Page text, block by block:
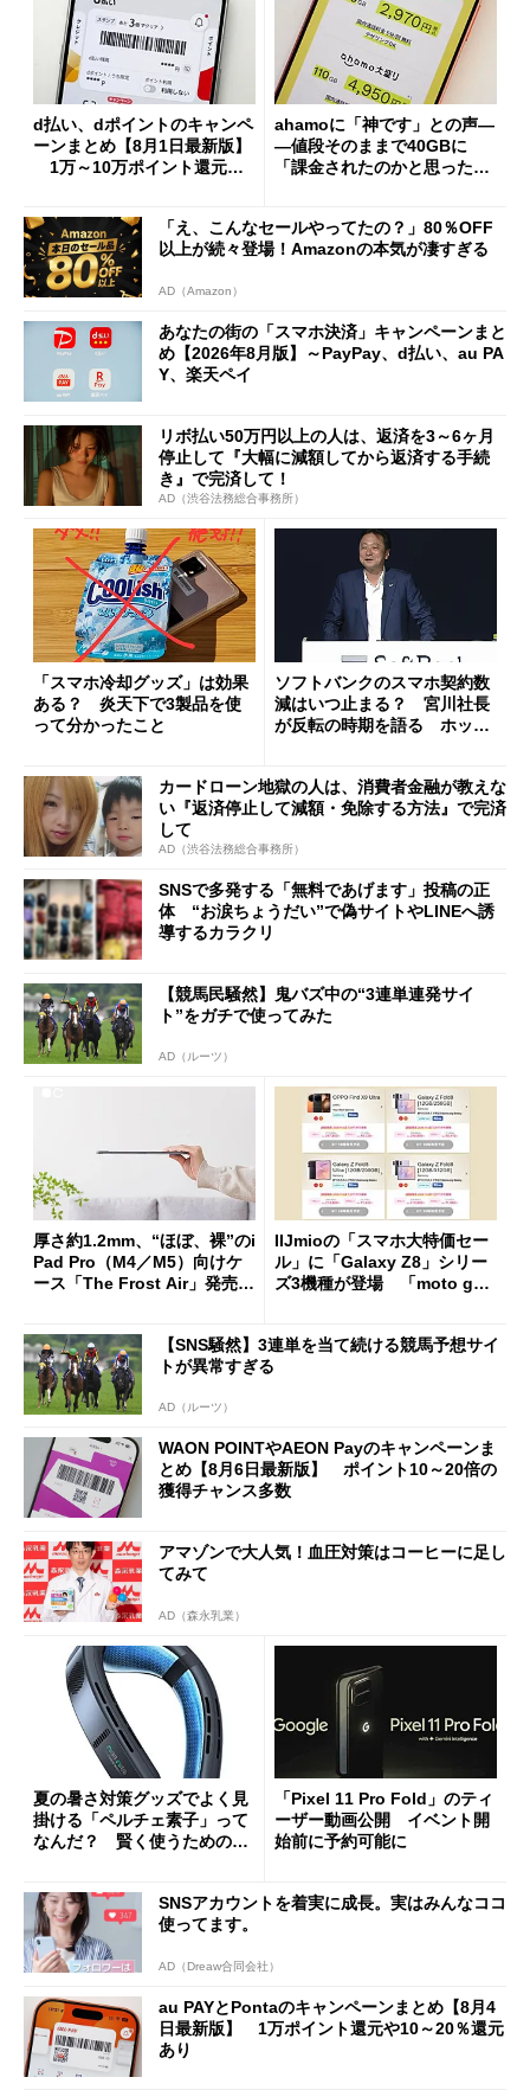
d払い、dポイントのキャンペ
ーンまとめ【8月1日最新版】
1万～10万ポイント還元の
ahamoに「神です」との声―
―値段そのままで40GBに
「課金されたのかと思った」
「え、こんなセールやってたの？」80％OFF
以上が続々登場！Amazonの本気が凄すぎる
AD（Amazon）
あなたの街の「スマホ決済」キャンペーンまと
め【2026年8月版】～PayPay、d払い、au PA
Y、楽天ペイ
リボ払い50万円以上の人は、返済を3～6ヶ月
停止して『大幅に減額してから返済する手続
き』で完済して！
AD（渋谷法務総合事務所）
「スマホ冷却グッズ」は効果
ある？ 炎天下で3製品を使
って分かったこと
ソフトバンクのスマホ契約数
減はいつ止まる？ 宮川社長
が反転の時期を語る ホッピ
カードローン地獄の人は、消費者金融が教えな
い『返済停止して減額・免除する方法』で完済
して
AD（渋谷法務総合事務所）
SNSで多発する「無料であげます」投稿の正
体 “お涙ちょうだい”で偽サイトやLINEへ誘
導するカラクリ
【競馬民騒然】鬼バズ中の“3連単連発サイ
ト”をガチで使ってみた
AD（ルーツ）
厚さ約1.2mm、“ほぼ、裸”のi
Pad Pro（M4／M5）向けケ
ース「The Frost Air」発売
IIJmioの「スマホ大特価セー
ル」に「Galaxy Z8」シリー
ズ3機種が登場 「moto g37
【SNS騒然】3連単を当て続ける競馬予想サイ
トが異常すぎる
AD（ルーツ）
WAON POINTやAEON Payのキャンペーンま
とめ【8月6日最新版】 ポイント10～20倍の
獲得チャンス多数
アマゾンで大人気！血圧対策はコーヒーに足し
てみて
AD（森永乳業）
夏の暑さ対策グッズでよく見
掛ける「ペルチェ素子」って
なんだ？ 賢く使うための注
「Pixel 11 Pro Fold」のティ
ーザー動画公開 イベント開
始前に予約可能に
SNSアカウントを着実に成長。実はみんなココ
使ってます。
AD（Dreaw合同会社）
au PAYとPontaのキャンペーンまとめ【8月4
日最新版】 1万ポイント還元や10～20％還元
あり